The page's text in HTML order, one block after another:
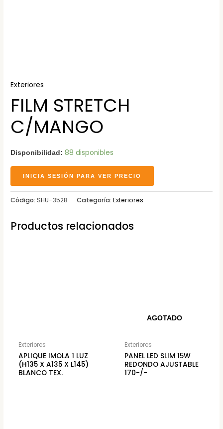
Exteriores
FILM STRETCH
C/MANGO
Disponibilidad: 88 disponibles
INICIA SESIÓN PARA VER PRECIO
Código:SHU-3528 Categoría:Exteriores
Productos relacionados
Exteriores
APLIQUE IMOLA 1 LUZ
(H135 X A135 X L145)
BLANCO TEX.
AGOTADO
Exteriores
PANEL LED SLIM 15W
REDONDO AJUSTABLE
170-/-